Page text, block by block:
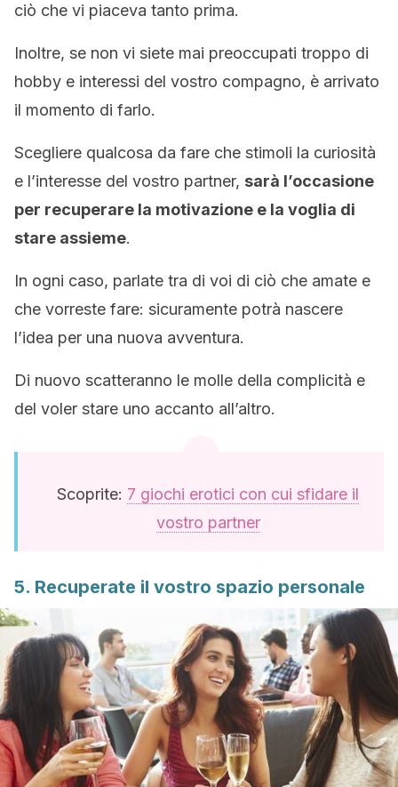
ciò che vi piaceva tanto prima.
Inoltre, se non vi siete mai preoccupati troppo di
hobby e interessi del vostro compagno, è arrivato
il momento di farlo.
Scegliere qualcosa da fare che stimoli la curiosità
e l’interesse del vostro partner, sarà l’occasione
per recuperare la motivazione e la voglia di
stare assieme.
In ogni caso, parlate tra di voi di ciò che amate e
che vorreste fare: sicuramente potrà nascere
l’idea per una nuova avventura.
Di nuovo scatteranno le molle della complicità e
del voler stare uno accanto all’altro.
Scoprite: 7 giochi erotici con cui sfidare il
vostro partner
5. Recuperate il vostro spazio personale